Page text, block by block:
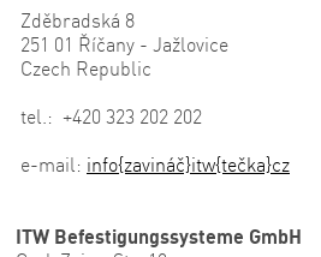
Zděbradská 8
251 01 Říčany - Jažlovice
Czech Republic
tel.: +420 323 202 202
e-mail: info{zavináč}itw{tečka}cz
ITW Befestigungssysteme GmbH